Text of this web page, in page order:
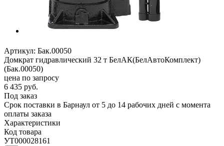
Артикул: Бак.00050
Домкрат гидравлический 32 т БелАК(БелАвтоКомплект)
(Бак.00050)
цена по запросу
6 435 руб.
Под заказ
Срок поставки в Барнаул от 5 до 14 рабочих дней с момента
оплаты заказа
Характеристики
Код товара
УТ000028161